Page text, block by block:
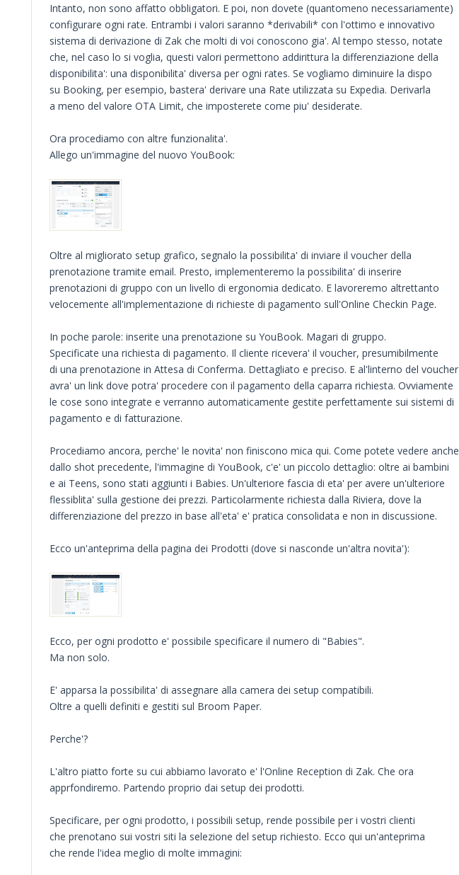
Intanto, non sono affatto obbligatori. E poi, non dovete (quantomeno necessariamente)
configurare ogni rate. Entrambi i valori saranno *derivabili* con l'ottimo e innovativo
sistema di derivazione di Zak che molti di voi conoscono gia'. Al tempo stesso, notate
che, nel caso lo si voglia, questi valori permettono addirittura la differenziazione della
disponibilita': una disponibilita' diversa per ogni rates. Se vogliamo diminuire la dispo
su Booking, per esempio, bastera' derivare una Rate utilizzata su Expedia. Derivarla
a meno del valore OTA Limit, che imposterete come piu' desiderate.
Ora procediamo con altre funzionalita'.
Allego un'immagine del nuovo YouBook:
Oltre al migliorato setup grafico, segnalo la possibilita' di inviare il voucher della
prenotazione tramite email. Presto, implementeremo la possibilita' di inserire
prenotazioni di gruppo con un livello di ergonomia dedicato. E lavoreremo altrettanto
velocemente all'implementazione di richieste di pagamento sull'Online Checkin Page.
In poche parole: inserite una prenotazione su YouBook. Magari di gruppo.
Specificate una richiesta di pagamento. Il cliente ricevera' il voucher, presumibilmente
di una prenotazione in Attesa di Conferma. Dettagliato e preciso. E al'linterno del voucher
avra' un link dove potra' procedere con il pagamento della caparra richiesta. Ovviamente
le cose sono integrate e verranno automaticamente gestite perfettamente sui sistemi di
pagamento e di fatturazione.
Procediamo ancora, perche' le novita' non finiscono mica qui. Come potete vedere anche
dallo shot precedente, l'immagine di YouBook, c'e' un piccolo dettaglio: oltre ai bambini
e ai Teens, sono stati aggiunti i Babies. Un'ulteriore fascia di eta' per avere un'ulteriore
flessiblita' sulla gestione dei prezzi. Particolarmente richiesta dalla Riviera, dove la
differenziazione del prezzo in base all'eta' e' pratica consolidata e non in discussione.
Ecco un'anteprima della pagina dei Prodotti (dove si nasconde un'altra novita'):
Ecco, per ogni prodotto e' possibile specificare il numero di "Babies".
Ma non solo.
E' apparsa la possibilita' di assegnare alla camera dei setup compatibili.
Oltre a quelli definiti e gestiti sul Broom Paper.
Perche'?
L'altro piatto forte su cui abbiamo lavorato e' l'Online Reception di Zak. Che ora
apprfondiremo. Partendo proprio dai setup dei prodotti.
Specificare, per ogni prodotto, i possibili setup, rende possibile per i vostri clienti
che prenotano sui vostri siti la selezione del setup richiesto. Ecco qui un'anteprima
che rende l'idea meglio di molte immagini: